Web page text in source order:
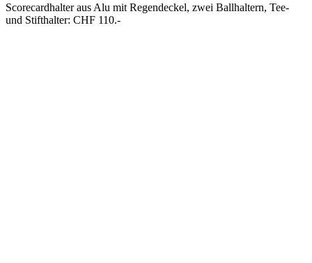
Scorecardhalter aus Alu mit Regendeckel, zwei Ballhaltern, Tee-
und Stifthalter: CHF 110.-